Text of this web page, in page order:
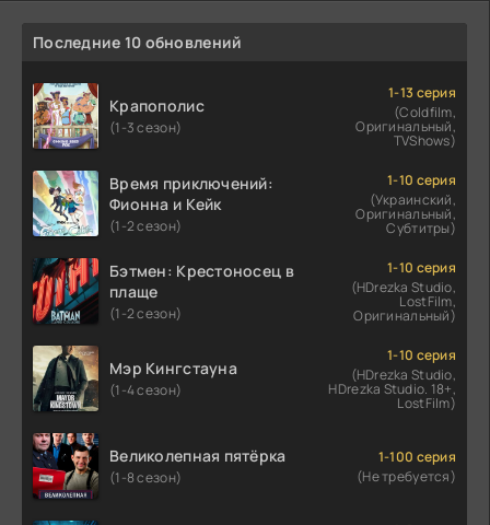
Последние 10 обновлений
Крапополис
(1-3 сезон)
1-13 серия
(Coldfilm,
Оригинальный,
TVShows)
Время приключений:
Фионна и Кейк
(1-2 сезон)
1-10 серия
(Украинский,
Оригинальный,
Субтитры)
Бэтмен: Крестоносец в
плаще
(1-2 сезон)
1-10 серия
(HDrezka Studio,
LostFilm,
Оригинальный)
Мэр Кингстауна
(1-4 сезон)
1-10 серия
(HDrezka Studio,
HDrezka Studio. 18+,
LostFilm)
Великолепная пятёрка
(1-8 сезон)
1-100 серия
(Не требуется)